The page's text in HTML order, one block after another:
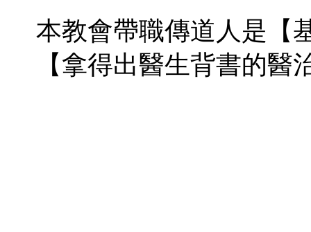
本教會帶職傳道人是【
【拿得出醫生背書的醫